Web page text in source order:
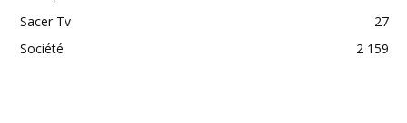
Sacer Tv
27
Société
2 159